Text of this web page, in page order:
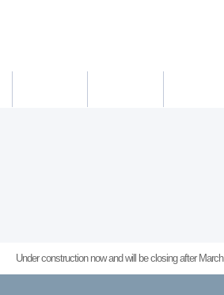
Under construction now and will be closing after March